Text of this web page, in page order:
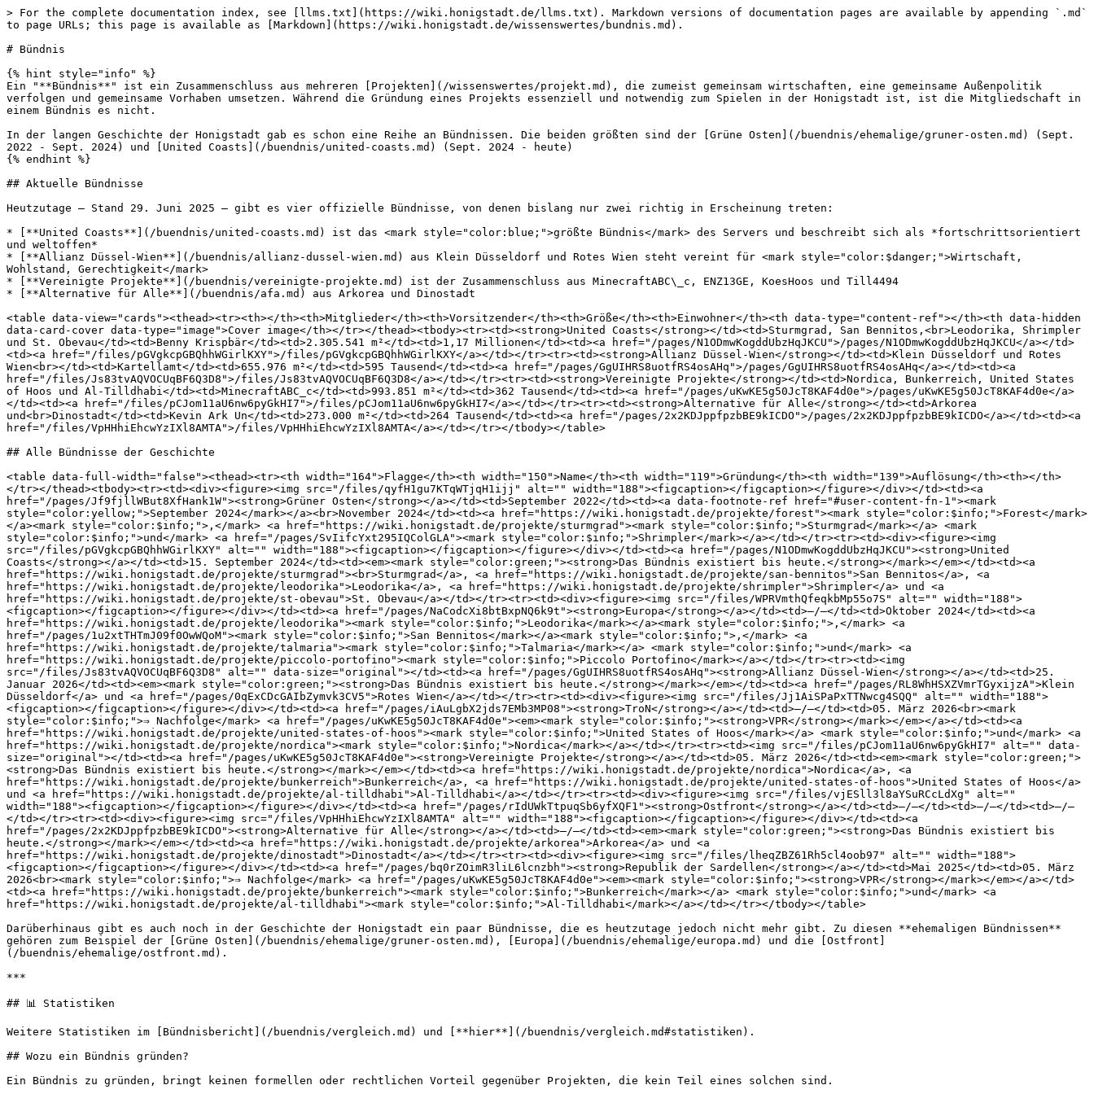
> For the complete documentation index, see [llms.txt](https://wiki.honigstadt.de/llms.txt). Markdown versions of documentation pages are available by appending `.md`
to page URLs; this page is available as [Markdown](https://wiki.honigstadt.de/wissenswertes/bundnis.md).
# Bündnis
{% hint style="info" %}
Ein "**Bündnis**" ist ein Zusammenschluss aus mehreren [Projekten](/wissenswertes/projekt.md), die zumeist gemeinsam wirtschaften, eine gemeinsame Außenpolitik
verfolgen und gemeinsame Vorhaben umsetzen. Während die Gründung eines Projekts essenziell und notwendig zum Spielen in der Honigstadt ist, ist die Mitgliedschaft in
einem Bündnis es nicht.
In der langen Geschichte der Honigstadt gab es schon eine Reihe an Bündnissen. Die beiden größten sind der [Grüne Osten](/buendnis/ehemalige/gruner-osten.md) (Sept.
2022 - Sept. 2024) und [United Coasts](/buendnis/united-coasts.md) (Sept. 2024 - heute)
{% endhint %}
## Aktuelle Bündnisse
Heutzutage – Stand 29. Juni 2025 – gibt es vier offizielle Bündnisse, von denen bislang nur zwei richtig in Erscheinung treten:
* [**United Coasts**](/buendnis/united-coasts.md) ist das <mark style="color:blue;">größte Bündnis</mark> des Servers und beschreibt sich als *fortschrittsorientiert
und weltoffen*
* [**Allianz Düssel-Wien**](/buendnis/allianz-dussel-wien.md) aus Klein Düsseldorf und Rotes Wien steht vereint für <mark style="color:$danger;">Wirtschaft,
Wohlstand, Gerechtigkeit</mark>
* [**Vereinigte Projekte**](/buendnis/vereinigte-projekte.md) ist der Zusammenschluss aus MinecraftABC\_c, ENZ13GE, KoesHoos und Till4494
* [**Alternative für Alle**](/buendnis/afa.md) aus Arkorea und Dinostadt
<table data-view="cards"><thead><tr><th></th><th>Mitglieder</th><th>Vorsitzender</th><th>Größe</th><th>Einwohner</th><th data-type="content-ref"></th><th data-hidden
data-card-cover data-type="image">Cover image</th></tr></thead><tbody><tr><td><strong>United Coasts</strong></td><td>Sturmgrad, San Bennitos,<br>Leodorika, Shrimpler
und St. Obevau</td><td>Benny Krispbär</td><td>2.305.541 m²</td><td>1,17 Millionen</td><td><a href="/pages/N1ODmwKogddUbzHqJKCU">/pages/N1ODmwKogddUbzHqJKCU</a></td>
<td><a href="/files/pGVgkcpGBQhhWGirlKXY">/files/pGVgkcpGBQhhWGirlKXY</a></td></tr><tr><td><strong>Allianz Düssel-Wien</strong></td><td>Klein Düsseldorf und Rotes
Wien<br></td><td>Kartellamt</td><td>655.976 m²</td><td>595 Tausend</td><td><a href="/pages/GgUIHRS8uotfRS4osAHq">/pages/GgUIHRS8uotfRS4osAHq</a></td><td><a
href="/files/Js83tvAQVOCUqBF6Q3D8">/files/Js83tvAQVOCUqBF6Q3D8</a></td></tr><tr><td><strong>Vereinigte Projekte</strong></td><td>Nordica, Bunkerreich, United States
of Hoos und Al-Tilldhabi</td><td>MinecraftABC_c</td><td>993.851 m²</td><td>362 Tausend</td><td><a href="/pages/uKwKE5g50JcT8KAF4d0e">/pages/uKwKE5g50JcT8KAF4d0e</a>
</td><td><a href="/files/pCJom11aU6nw6pyGkHI7">/files/pCJom11aU6nw6pyGkHI7</a></td></tr><tr><td><strong>Alternative für Alle</strong></td><td>Arkorea
und<br>Dinostadt</td><td>Kevin Ark Un</td><td>273.000 m²</td><td>264 Tausend</td><td><a href="/pages/2x2KDJppfpzbBE9kICDO">/pages/2x2KDJppfpzbBE9kICDO</a></td><td><a
href="/files/VpHHhiEhcwYzIXl8AMTA">/files/VpHHhiEhcwYzIXl8AMTA</a></td></tr></tbody></table>
## Alle Bündnisse der Geschichte
<table data-full-width="false"><thead><tr><th width="164">Flagge</th><th width="150">Name</th><th width="119">Gründung</th><th width="139">Auflösung</th><th></th>
</tr></thead><tbody><tr><td><div><figure><img src="/files/qyfH1gu7KTqWTjqH1ijj" alt="" width="188"><figcaption></figcaption></figure></div></td><td><a
href="/pages/Jf9fjllWBut8XfHank1W"><strong>Grüner Osten</strong></a></td><td>September 2022</td><td><a data-footnote-ref href="#user-content-fn-1"><mark
style="color:yellow;">September 2024</mark></a><br>November 2024</td><td><a href="https://wiki.honigstadt.de/projekte/forest"><mark style="color:$info;">Forest</mark>
</a><mark style="color:$info;">,</mark> <a href="https://wiki.honigstadt.de/projekte/sturmgrad"><mark style="color:$info;">Sturmgrad</mark></a> <mark
style="color:$info;">und</mark> <a href="/pages/SvIifcYxt295IQColGLA"><mark style="color:$info;">Shrimpler</mark></a></td></tr><tr><td><div><figure><img
src="/files/pGVgkcpGBQhhWGirlKXY" alt="" width="188"><figcaption></figcaption></figure></div></td><td><a href="/pages/N1ODmwKogddUbzHqJKCU"><strong>United
Coasts</strong></a></td><td>15. September 2024</td><td><em><mark style="color:green;"><strong>Das Bündnis existiert bis heute.</strong></mark></em></td><td><a
href="https://wiki.honigstadt.de/projekte/sturmgrad"><br>Sturmgrad</a>, <a href="https://wiki.honigstadt.de/projekte/san-bennitos">San Bennitos</a>, <a
href="https://wiki.honigstadt.de/projekte/leodorika">Leodorika</a>, <a href="https://wiki.honigstadt.de/projekte/shrimpler">Shrimpler</a> und <a
href="https://wiki.honigstadt.de/projekte/st-obevau">St. Obevau</a></td></tr><tr><td><div><figure><img src="/files/WPRVmthQfeqkbMp55o7S" alt="" width="188">
<figcaption></figcaption></figure></div></td><td><a href="/pages/NaCodcXi8btBxpNQ6k9t"><strong>Europa</strong></a></td><td>–/–</td><td>Oktober 2024</td><td><a
href="https://wiki.honigstadt.de/projekte/leodorika"><mark style="color:$info;">Leodorika</mark></a><mark style="color:$info;">,</mark> <a
href="/pages/1u2xtTHTmJ09f0OwWQoM"><mark style="color:$info;">San Bennitos</mark></a><mark style="color:$info;">,</mark> <a
href="https://wiki.honigstadt.de/projekte/talmaria"><mark style="color:$info;">Talmaria</mark></a> <mark style="color:$info;">und</mark> <a
href="https://wiki.honigstadt.de/projekte/piccolo-portofino"><mark style="color:$info;">Piccolo Portofino</mark></a></td></tr><tr><td><img
src="/files/Js83tvAQVOCUqBF6Q3D8" alt="" data-size="original"></td><td><a href="/pages/GgUIHRS8uotfRS4osAHq"><strong>Allianz Düssel-Wien</strong></a></td><td>25.
Januar 2026</td><td><em><mark style="color:green;"><strong>Das Bündnis existiert bis heute.</strong></mark></em></td><td><a href="/pages/RL8WhHSXZVmrTGyxijzA">Klein
Düsseldorf</a> und <a href="/pages/0qExCDcGAIbZymvk3CV5">Rotes Wien</a></td></tr><tr><td><div><figure><img src="/files/Jj1AiSPaPxTTNwcg4SQQ" alt="" width="188">
<figcaption></figcaption></figure></div></td><td><a href="/pages/iAuLgbX2jds7EMb3MP08"><strong>TroN</strong></a></td><td>–/–</td><td>05. März 2026<br><mark
style="color:$info;">⇒ Nachfolge</mark> <a href="/pages/uKwKE5g50JcT8KAF4d0e"><em><mark style="color:$info;"><strong>VPR</strong></mark></em></a></td><td><a
href="https://wiki.honigstadt.de/projekte/united-states-of-hoos"><mark style="color:$info;">United States of Hoos</mark></a> <mark style="color:$info;">und</mark> <a
href="https://wiki.honigstadt.de/projekte/nordica"><mark style="color:$info;">Nordica</mark></a></td></tr><tr><td><img src="/files/pCJom11aU6nw6pyGkHI7" alt="" data-
size="original"></td><td><a href="/pages/uKwKE5g50JcT8KAF4d0e"><strong>Vereinigte Projekte</strong></a></td><td>05. März 2026</td><td><em><mark style="color:green;">
<strong>Das Bündnis existiert bis heute.</strong></mark></em></td><td><a href="https://wiki.honigstadt.de/projekte/nordica">Nordica</a>, <a
href="https://wiki.honigstadt.de/projekte/bunkerreich">Bunkerreich</a>, <a href="https://wiki.honigstadt.de/projekte/united-states-of-hoos">United States of Hoos</a>
und <a href="https://wiki.honigstadt.de/projekte/al-tilldhabi">Al-Tilldhabi</a></td></tr><tr><td><div><figure><img src="/files/vjESll3l8aYSuRCcLdXg" alt=""
width="188"><figcaption></figcaption></figure></div></td><td><a href="/pages/rIdUWkTtpuqSb6yfXQF1"><strong>Ostfront</strong></a></td><td>–/–</td><td>–/–</td><td>–/–
</td></tr><tr><td><div><figure><img src="/files/VpHHhiEhcwYzIXl8AMTA" alt="" width="188"><figcaption></figcaption></figure></div></td><td><a
href="/pages/2x2KDJppfpzbBE9kICDO"><strong>Alternative für Alle</strong></a></td><td>–/–</td><td><em><mark style="color:green;"><strong>Das Bündnis existiert bis
heute.</strong></mark></em></td><td><a href="https://wiki.honigstadt.de/projekte/arkorea">Arkorea</a> und <a
href="https://wiki.honigstadt.de/projekte/dinostadt">Dinostadt</a></td></tr><tr><td><div><figure><img src="/files/lheqZBZ61Rh5cl4oob97" alt="" width="188">
<figcaption></figcaption></figure></div></td><td><a href="/pages/bq0rZOimR3liL6lcnzbh"><strong>Republik der Sardellen</strong></a></td><td>Mai 2025</td><td>05. März
2026<br><mark style="color:$info;">⇒ Nachfolge</mark> <a href="/pages/uKwKE5g50JcT8KAF4d0e"><em><mark style="color:$info;"><strong>VPR</strong></mark></em></a></td>
<td><a href="https://wiki.honigstadt.de/projekte/bunkerreich"><mark style="color:$info;">Bunkerreich</mark></a> <mark style="color:$info;">und</mark> <a
href="https://wiki.honigstadt.de/projekte/al-tilldhabi"><mark style="color:$info;">Al-Tilldhabi</mark></a></td></tr></tbody></table>
Darüberhinaus gibt es auch noch in der Geschichte der Honigstadt ein paar Bündnisse, die es heutzutage jedoch nicht mehr gibt. Zu diesen **ehemaligen Bündnissen**
gehören zum Beispiel der [Grüne Osten](/buendnis/ehemalige/gruner-osten.md), [Europa](/buendnis/ehemalige/europa.md) und die [Ostfront]
(/buendnis/ehemalige/ostfront.md).
***
## 📊 Statistiken
Weitere Statistiken im [Bündnisbericht](/buendnis/vergleich.md) und [**hier**](/buendnis/vergleich.md#statistiken).
## Wozu ein Bündnis gründen?
Ein Bündnis zu gründen, bringt keinen formellen oder rechtlichen Vorteil gegenüber Projekten, die kein Teil eines solchen sind.